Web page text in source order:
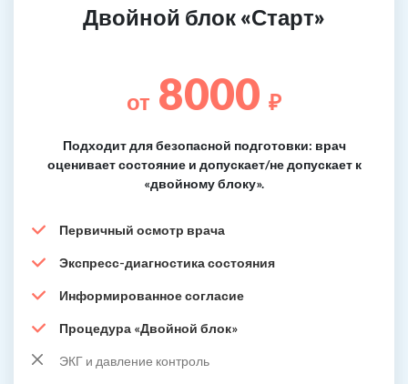
Двойной блок «Старт»
от 8000 ₽
Подходит для безопасной подготовки: врач
оценивает состояние и допускает/не допускает к
«двойному блоку».
Первичный осмотр врача
Экспресс-диагностика состояния
Информированное согласие
Процедура «Двойной блок»
ЭКГ и давление контроль